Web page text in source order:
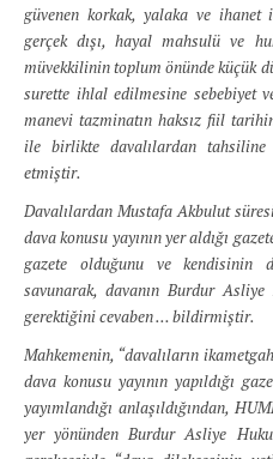
güvenen korkak, yalaka ve ihanet
gerçek dışı, hayal mahsulü ve
müvekkilinin toplum önünde küçük
surette ihlal edilmesine sebebiyet
manevi tazminatın haksız fiil
ile birlikte davalılardan
etmiştir.
Davalılardan Mustafa Akbulut
dava konusu yayının yer aldığı
gazete olduğunu ve
savunarak, davanın Burdur
gerektiğini cevaben … bildirmiştir.
Mahkemenin, “davalıların
dava konusu yayının yapıldığı
yayımlandığı anlaşıldığından,
yer yönünden Burdur Asliye